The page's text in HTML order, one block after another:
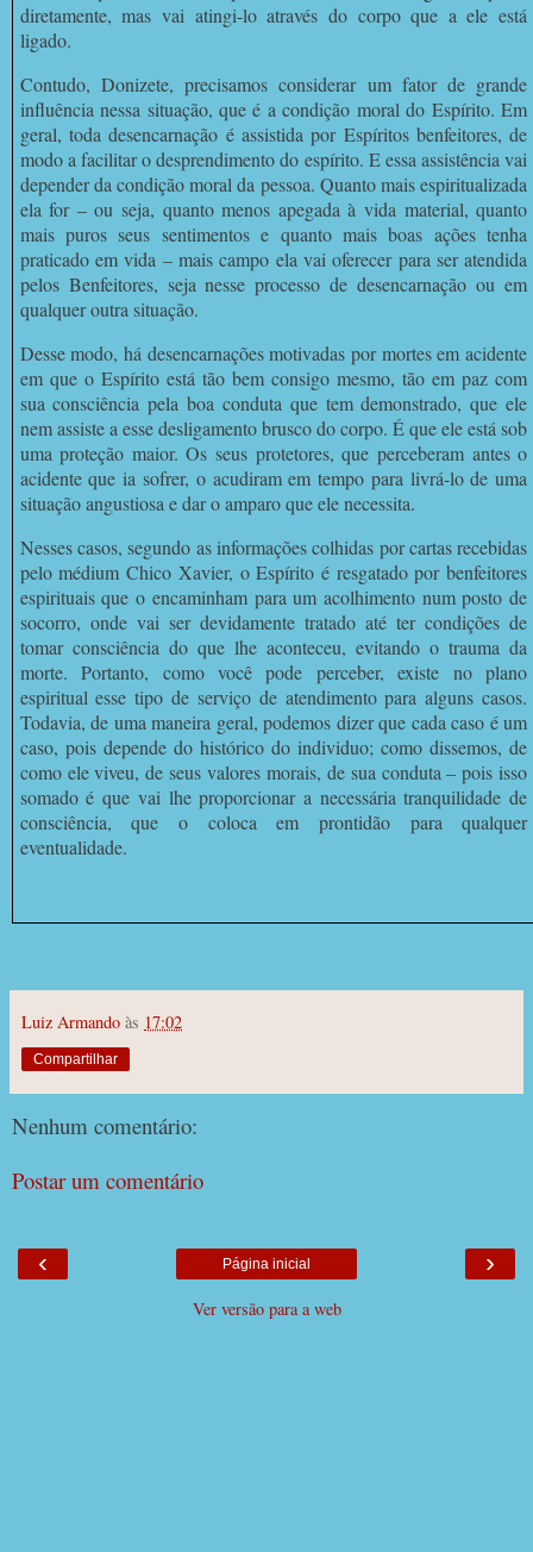
diretamente, mas vai atingi-lo através do corpo que a ele está
ligado.
Contudo, Donizete, precisamos considerar um fator de grande
influência nessa situação, que é a condição moral do Espírito. Em
geral, toda desencarnação é assistida por Espíritos benfeitores, de
modo a facilitar o desprendimento do espírito. E essa assistência vai
depender da condição moral da pessoa. Quanto mais espiritualizada
ela for – ou seja, quanto menos apegada à vida material, quanto
mais puros seus sentimentos e quanto mais boas ações tenha
praticado em vida – mais campo ela vai oferecer para ser atendida
pelos Benfeitores, seja nesse processo de desencarnação ou em
qualquer outra situação.
Desse modo, há desencarnações motivadas por mortes em acidente
em que o Espírito está tão bem consigo mesmo, tão em paz com
sua consciência pela boa conduta que tem demonstrado, que ele
nem assiste a esse desligamento brusco do corpo. É que ele está sob
uma proteção maior. Os seus protetores, que perceberam antes o
acidente que ia sofrer, o acudiram em tempo para livrá-lo de uma
situação angustiosa e dar o amparo que ele necessita.
Nesses casos, segundo as informações colhidas por cartas recebidas
pelo médium Chico Xavier, o Espírito é resgatado por benfeitores
espirituais que o encaminham para um acolhimento num posto de
socorro, onde vai ser devidamente tratado até ter condições de
tomar consciência do que lhe aconteceu, evitando o trauma da
morte. Portanto, como você pode perceber, existe no plano
espiritual esse tipo de serviço de atendimento para alguns casos.
Todavia, de uma maneira geral, podemos dizer que cada caso é um
caso, pois depende do histórico do individuo; como dissemos, de
como ele viveu, de seus valores morais, de sua conduta – pois isso
somado é que vai lhe proporcionar a necessária tranquilidade de
consciência, que o coloca em prontidão para qualquer
eventualidade.
Luiz Armando às 17:02
Compartilhar
Nenhum comentário:
Postar um comentário
‹ ›
Página inicial
Ver versão para a web